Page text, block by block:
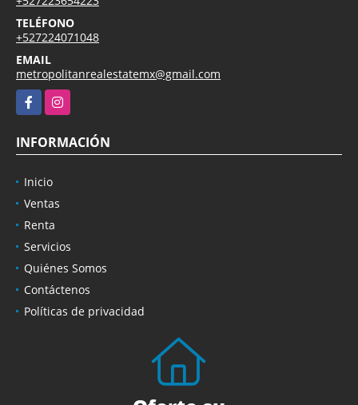
TELÉFONO
+527224071048
EMAIL
metropolitanrealestatemx@gmail.com
FacebookInstagram
INFORMACIÓN
Inicio
Ventas
Renta
Servicios
Quiénes Somos
Contáctenos
Políticas de privacidad